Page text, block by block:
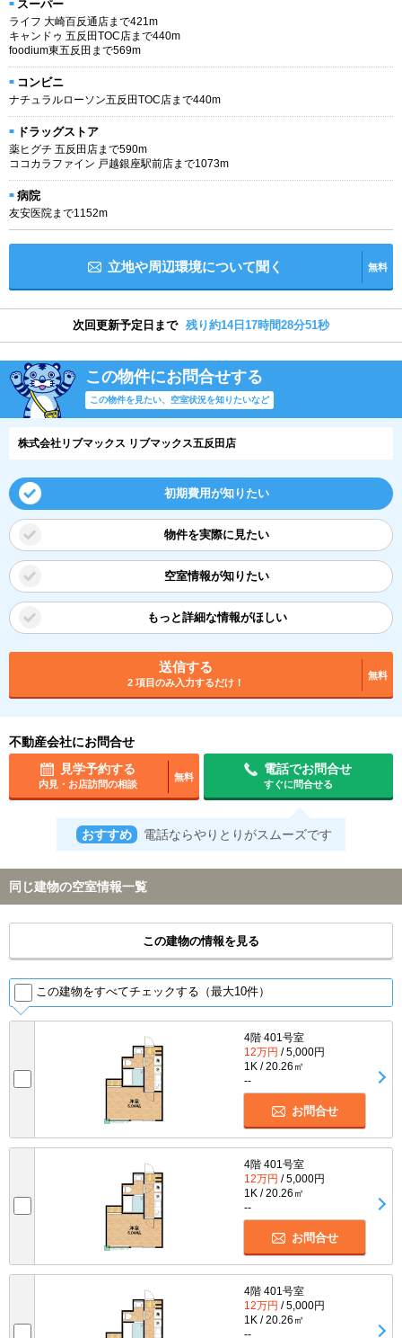
スーパー
ライフ 大崎百反通店まで421m
キャンドゥ 五反田TOC店まで440m
foodium東五反田まで569m
コンビニ
ナチュラルローソン五反田TOC店まで440m
ドラッグストア
薬ヒグチ 五反田店まで590m
ココカラファイン 戸越銀座駅前店まで1073m
病院
友安医院まで1152m
立地や周辺環境について聞く 無料
次回更新予定日まで 残り約14日17時間28分51秒
この物件にお問合せする
この物件を見たい、空室状況を知りたいなど
株式会社リブマックス リブマックス五反田店
初期費用が知りたい
物件を実際に見たい
空室情報が知りたい
もっと詳細な情報がほしい
送信する
2 項目のみ入力するだけ！
無料
不動産会社にお問合せ
見学予約する
内見・お店訪問の相談
無料
電話でお問合せ
すぐに問合せる
おすすめ 電話ならやりとりがスムーズです
同じ建物の空室情報一覧
この建物の情報を見る
この建物をすべてチェックする（最大10件）
4階 401号室
12万円 / 5,000円
1K / 20.26㎡
--
お問合せ
4階 401号室
12万円 / 5,000円
1K / 20.26㎡
--
お問合せ
4階 401号室
12万円 / 5,000円
1K / 20.26㎡
--